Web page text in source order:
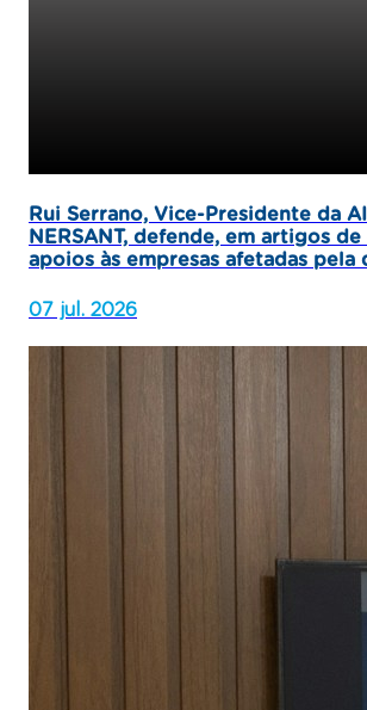
Rui Serrano, Vice-Presidente da
NERSANT, defende, em artigos
apoios às empresas afetadas pela
07 jul. 2026